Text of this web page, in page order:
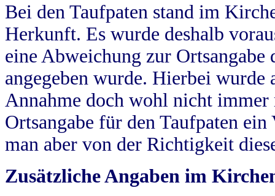
Bei den Taufpaten stand im
Herkunft. Es wurde deshalb
eine Abweichung zur
angegeben wurde. Hierbei wurde
Annahme doch wohl nicht
Ortsangabe für den Taufpaten
man aber von der Richtigkeit
Zusätzliche Angaben im